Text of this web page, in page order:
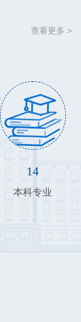
查看更多 >
34
本科专业